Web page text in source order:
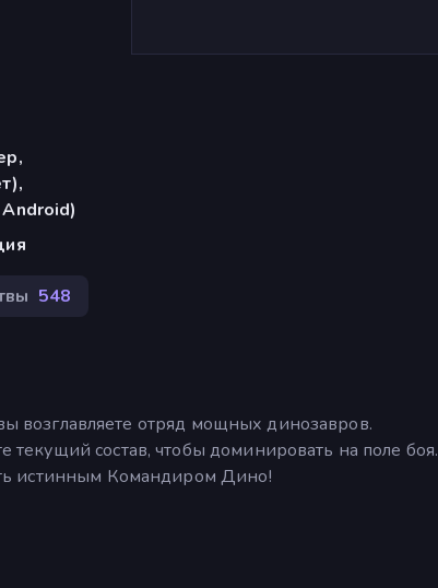
548
возглавляете отряд мощных динозавров.
состав, чтобы доминировать на поле боя.
истинным Командиром Дино!